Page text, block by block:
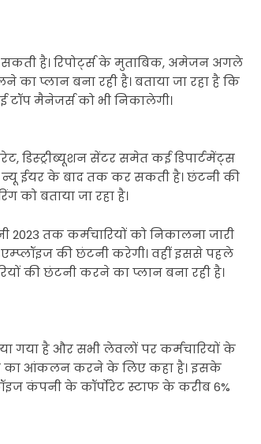
है। रिपोर्ट्स के मुताबिक, अमेजन अगले
प्लान बना रही है। बताया जा रहा है कि
मैनेजर्स को भी निकालेगी।
डिस्ट्रीब्यूशन सेंटर समेत कई डिपार्टमेंट्स
ईयर के बाद तक कर सकती है। छंटनी की
को बताया जा रहा है।
तक कर्मचारियों को निकालना जारी
की छंटनी करेगी। वहीं इससे पहले
की छंटनी करने का प्लान बना रही है।
है और सभी लेवलों पर कर्मचारियों के
का आंकलन करने के लिए कहा है। इसके
कंपनी के कॉर्पोरेट स्टाफ के करीब 6%